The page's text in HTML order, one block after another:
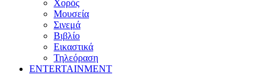
Χορός
Μουσεία
Σινεμά
Βιβλίο
Εικαστικά
Τηλεόραση
ENTERTAINMENT